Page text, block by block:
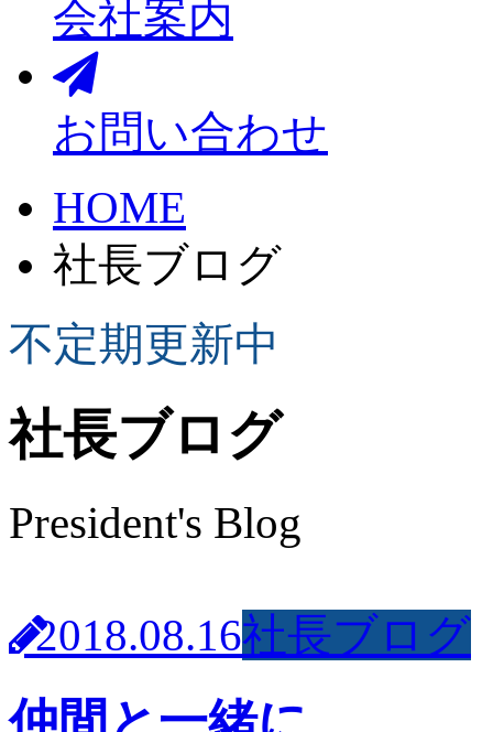
会社案内
お問い合わせ
HOME
社長ブログ
不定期更新中
社長ブログ
President's Blog
2018.08.16社長ブログ